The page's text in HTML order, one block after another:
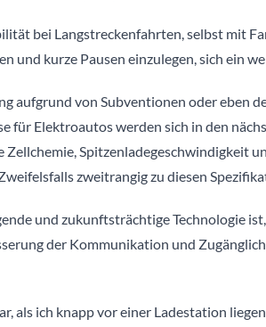
bei Langstreckenfahrten, selbst mit
und kurze Pausen einzulegen, sich ein
aufgrund von Subventionen oder eben
für Elektroautos werden sich in den
Spitzenladegeschwindigkeit
zweitrangig zu diesen
und zukunftsträchtige Technologie
der Kommunikation und
als ich knapp vor einer Ladestation